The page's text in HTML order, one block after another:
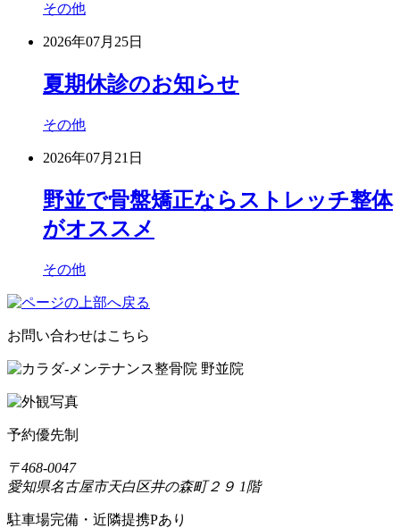
その他
2026年07月25日
夏期休診のお知らせ
その他
2026年07月21日
野並で骨盤矯正ならストレッチ整体
がオススメ
その他
お問い合わせはこちら
予約優先制
〒468-0047
愛知県名古屋市天白区井の森町２９ 1階
駐車場完備・近隣提携Pあり